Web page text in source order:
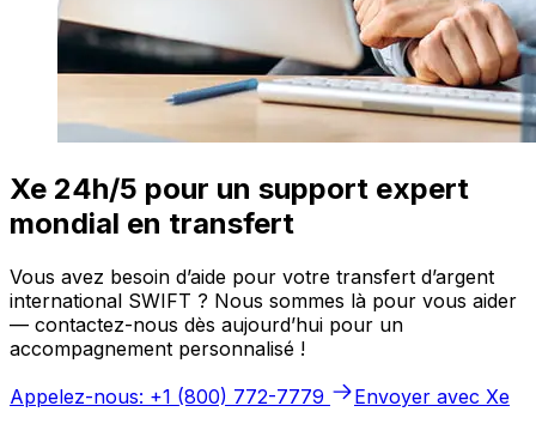
Xe 24h/5 pour un support expert
mondial en transfert
Vous avez besoin d’aide pour votre transfert d’argent
international SWIFT ? Nous sommes là pour vous aider
— contactez-nous dès aujourd’hui pour un
accompagnement personnalisé !
Appelez-nous: +1 (800) 772-7779
Envoyer avec Xe